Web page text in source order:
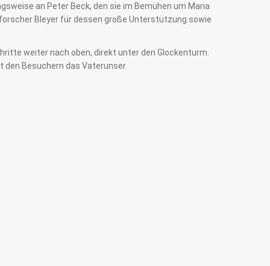
an Peter Beck, den sie im Bemühen um Maria
Bleyer für dessen große Unterstützung sowie
weiter nach oben, direkt unter den Glockenturm.
den Besuchern das Vaterunser.